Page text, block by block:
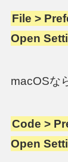
File >
Open
macOSな
Code >
Open